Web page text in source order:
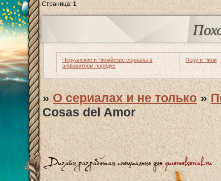
Страница:1
Перуанские и Чилийские сериалы в
алфавитном порядке
Перу и Чили
»О сериалах и не только »
Cosas del Amor